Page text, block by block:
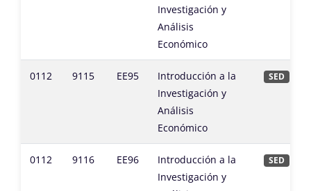
Investigación y
Análisis
Económico
0112 9115 EE95
Introducción a la
Investigación y
Análisis
Económico
SED
0112 9116 EE96
Introducción a la
Investigación y
SED